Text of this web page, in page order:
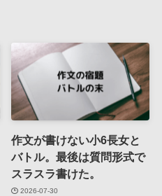
作文が書けない小6長女と
バトル。最後は質問形式で
スラスラ書けた。
2026-07-30